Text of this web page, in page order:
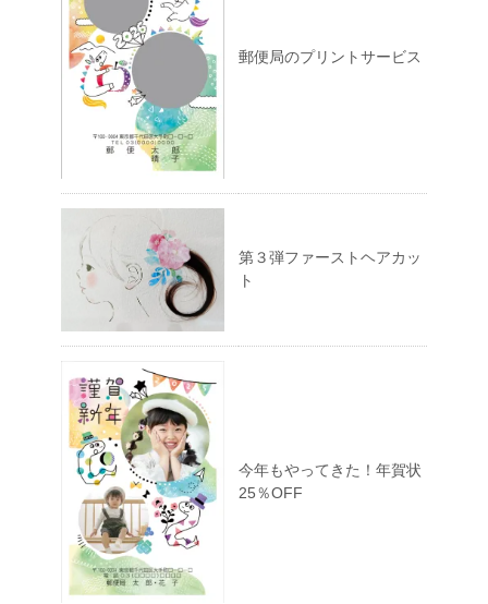
郵便局のプリントサービス
第３弾ファーストヘアカッ
ト
今年もやってきた！年賀状
25％OFF